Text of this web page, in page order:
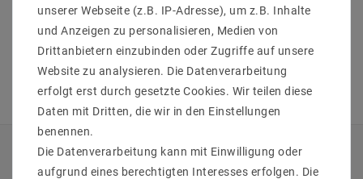
QUICKLINKS
unserer Webseite (z.B. IP-Adresse), um z.B. Inhalte
und Anzeigen zu personalisieren, Medien von
Drittanbietern einzubinden oder Zugriffe auf unsere
Website zu analysieren. Die Datenverarbeitung
erfolgt erst durch gesetzte Cookies. Wir teilen diese
Daten mit Dritten, die wir in den Einstellungen
benennen.
Die Datenverarbeitung kann mit Einwilligung oder
aufgrund eines berechtigten Interesses erfolgen. Die